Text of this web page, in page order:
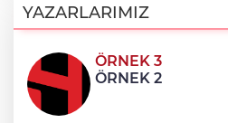
alarmı
TÜRKYED:
Türkiye’nin
YAZARLARIMIZ
ÖRNEK 3
ÖRNEK 2